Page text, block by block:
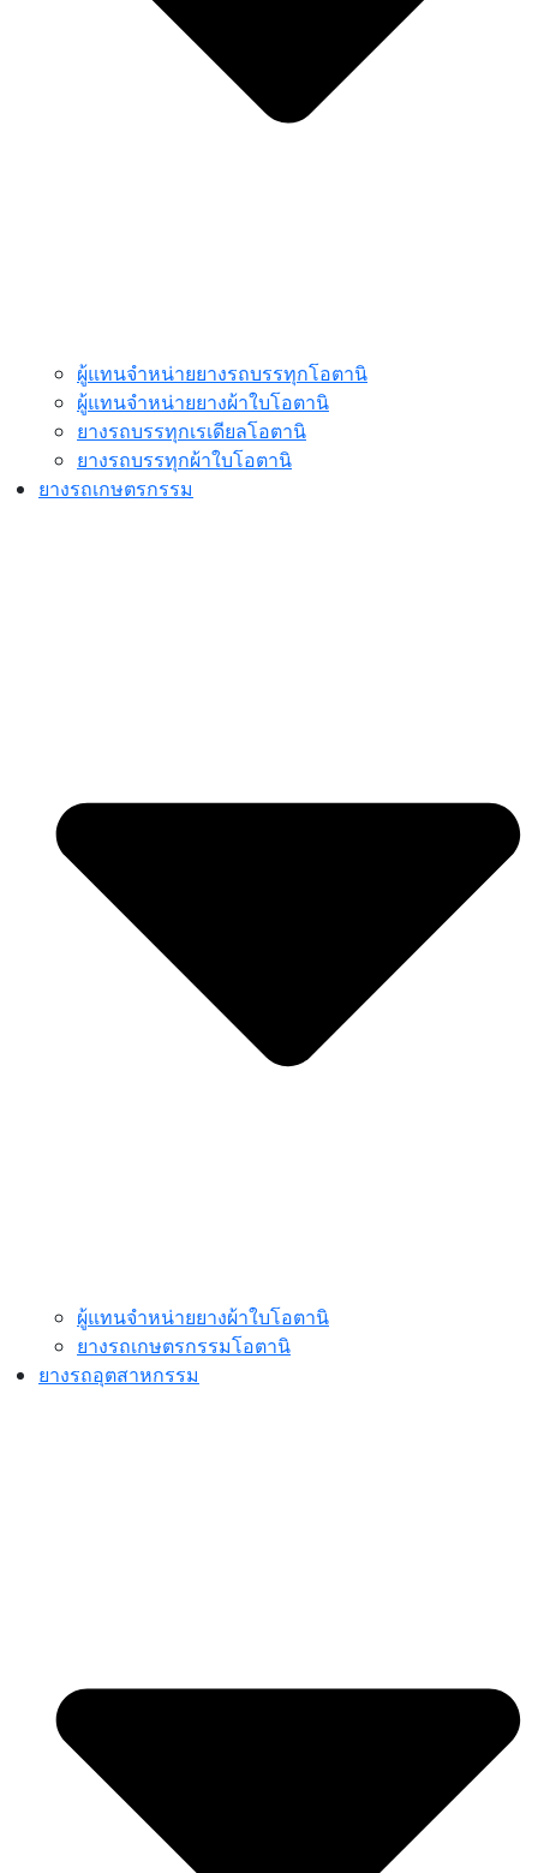
ผู้แทนจำหน่ายยางรถบรรทุกโอตานิ
ผู้แทนจำหน่ายยางผ้าใบโอตานิ
ยางรถบรรทุกเรเดียลโอตานิ
ยางรถบรรทุกผ้าใบโอตานิ
ยางรถเกษตรกรรม
ผู้แทนจำหน่ายยางผ้าใบโอตานิ
ยางรถเกษตรกรรมโอตานิ
ยางรถอุตสาหกรรม